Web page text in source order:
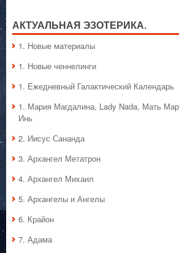
АКТУАЛЬНАЯ ЭЗОТЕРИКА.
1. Hовые материалы
1. Hовые ченнелинги
1. Ежедневный Галактический Календарь
1. Мария Магдалина, Lady Nada, Мать
Инь
2. Иисус Сананда
3. Архангел Метатрон
4. Архангел Михаил
5. Архангелы и Ангелы
6. Крайон
7. Адама